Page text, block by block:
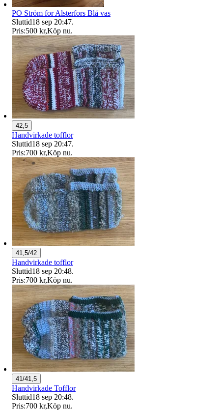
PO Ström for Alsterfors Blå vas
Sluttid18 sep 20:47.
Pris:500 kr,Köp nu.
42,5
Handvirkade tofflor
Sluttid18 sep 20:47.
Pris:700 kr,Köp nu.
41,5/42
Handvirkade tofflor
Sluttid18 sep 20:48.
Pris:700 kr,Köp nu.
41/41,5
Handvirkade Tofflor
Sluttid18 sep 20:48.
Pris:700 kr,Köp nu.